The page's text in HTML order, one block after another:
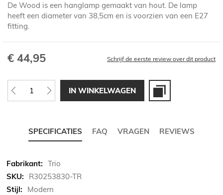
de
afbeeldingen-
gallerij
De Wood is een hanglamp gemaakt van hout. De lamp
heeft een diameter van 38,5cm en is voorzien van een E27
fitting.
€ 44,95 Schrijf de eerste review over dit product
IN WINKELWAGEN
SPECIFICATIES FAQ VRAGEN REVIEWS
Meer
informatie
Trio
R30253830-TR
Modern